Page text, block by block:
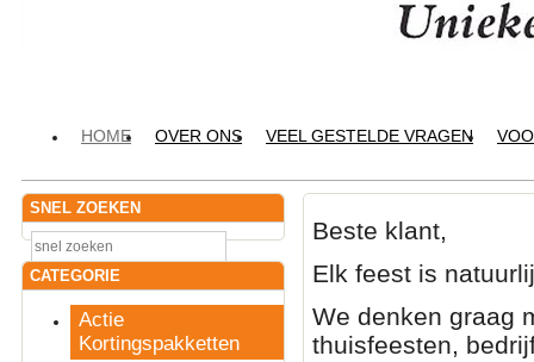
HOME OVER ONS VEEL GESTELDE VRAGEN
SNEL ZOEKEN
CATEGORIE
Actie
Kortingspakketten
Beste klant,
Elk feest is
We denken graag
thuisfeesten,